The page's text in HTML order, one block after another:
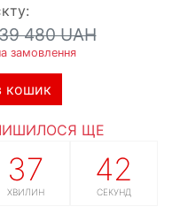
480 UAH
замовлення
кошик
ЩЕ
37
ХВИЛИН
41
СЕКУНД